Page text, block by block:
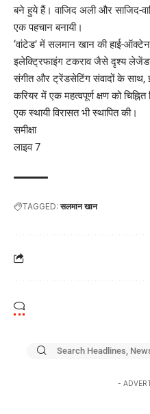
बने हुये हैं। वाजिद अली और साजिद-
एक पहचान बनायी।
‘वांटेड’ में सलमान खान की हाई-
इलेक्ट्रिफाइंग टकराव जैसे दृश्य
संगीत और ट्रेंडसेटिंग संवादों के
करियर में एक महत्वपूर्ण क्षण को
एक स्थायी विरासत भी स्थापित की।
समीक्षा
लाइव 7
TAGGED: सलमान खान
-